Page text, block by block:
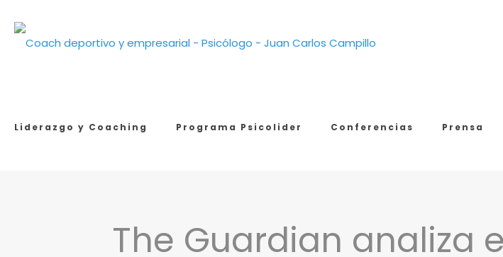
Liderazgo y Coaching Programa Psicolider Conferencias Prensa
The Guardian analiza